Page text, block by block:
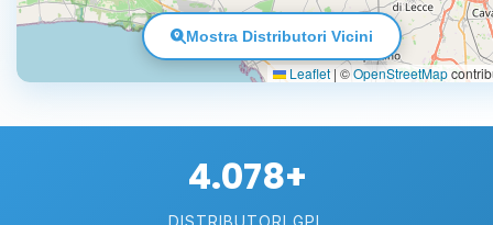
Leaflet |©OpenStreetMap
Mostra Distributori Vicini
4.078+
DISTRIBUTORI GPL